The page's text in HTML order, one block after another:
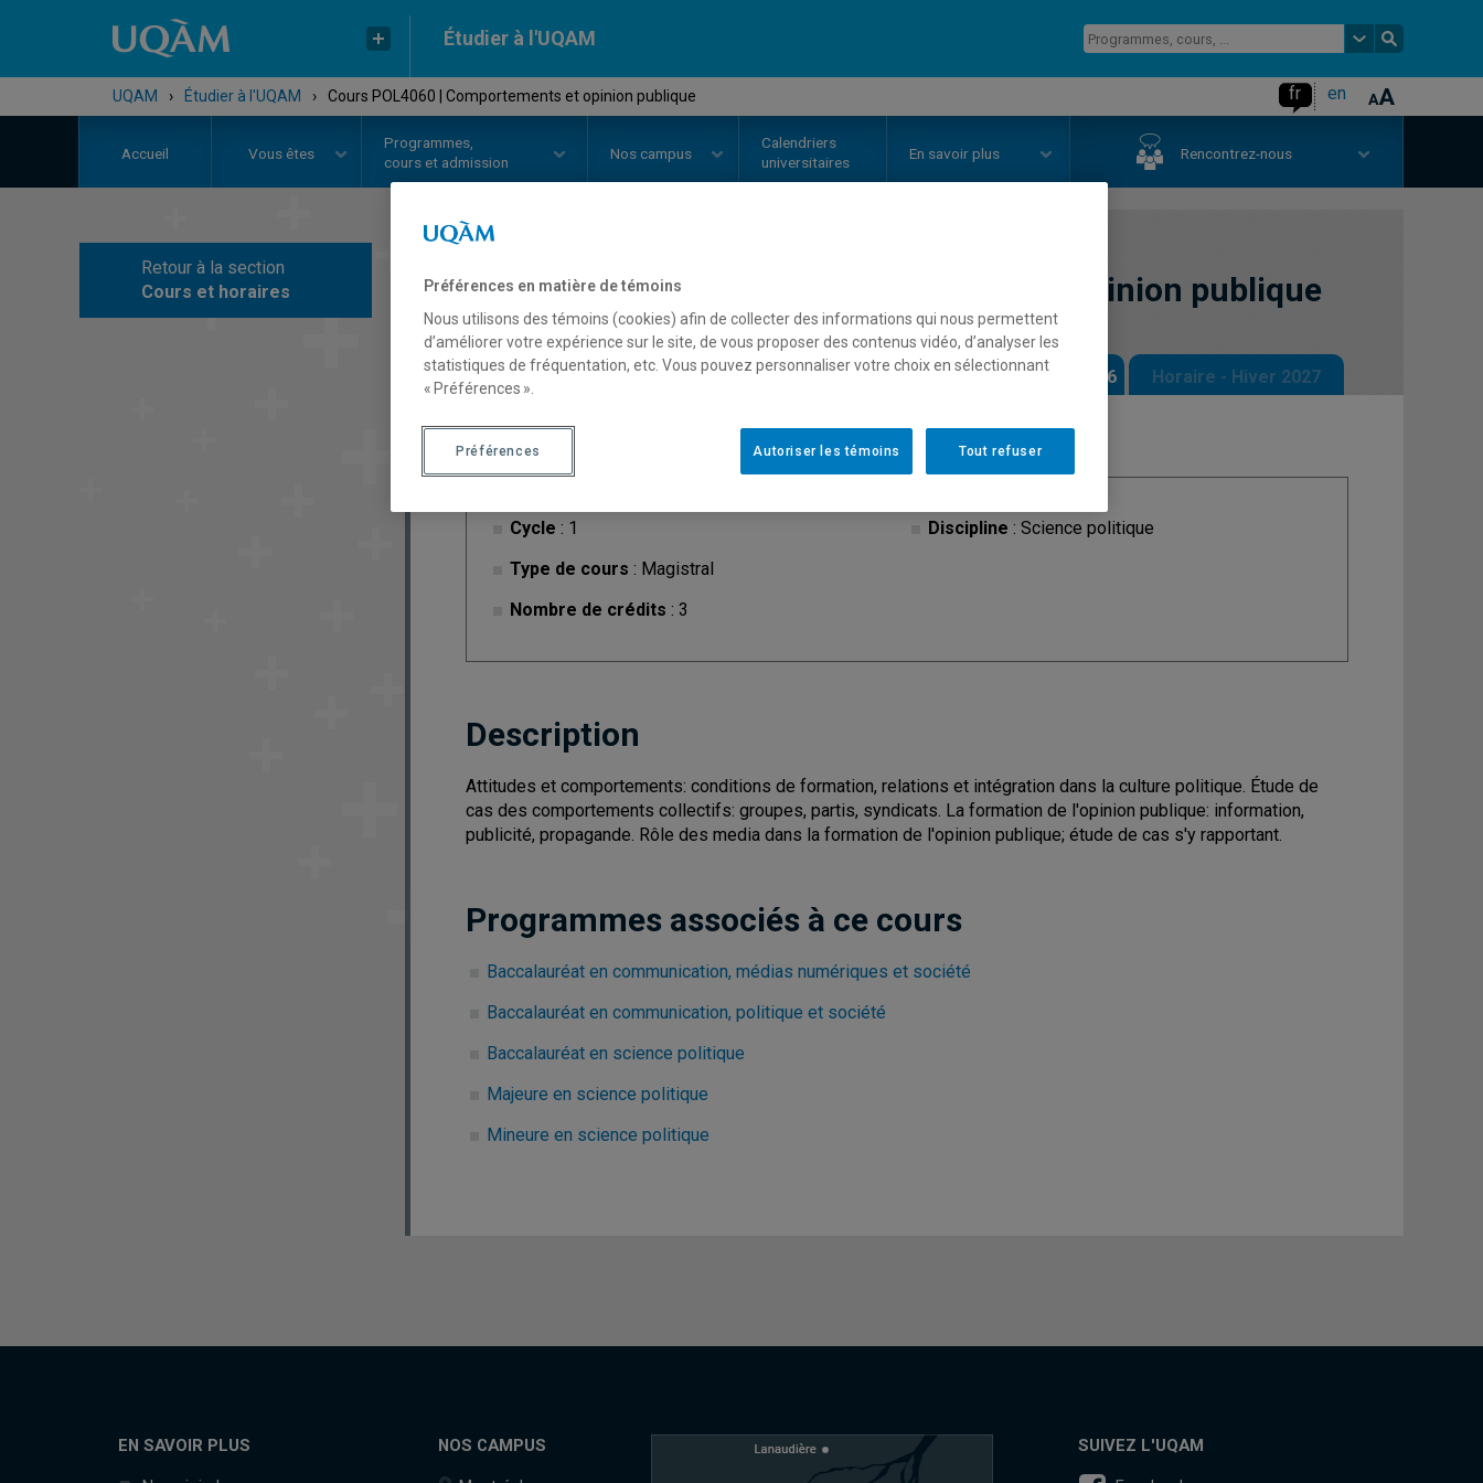
Étudier à l'UQAM
UQAM › Étudier à l'UQAM › Cours POL4060 | Comportements et opinion publique fr en
Accueil Vous êtes
Programmes,
cours et admission
Nos campus
Calendriers
universitaires
En savoir plus Rencontrez-nous
Retour à la section
Cours et horaires
COURS// POL4060 Comportements et opinion publique
Description Horaire - Été 2026 Horaire - Automne 2026 Horaire - Hiver 2027
Cycle : 1
Type de cours : Magistral
Nombre de crédits : 3
Discipline : Science politique
Description
Attitudes et comportements: conditions de formation, relations et intégration dans la culture politique. Étude de
cas des comportements collectifs: groupes, partis, syndicats. La formation de l'opinion publique: information,
publicité, propagande. Rôle des media dans la formation de l'opinion publique; étude de cas s'y rapportant.
Programmes associés à ce cours
Baccalauréat en communication, médias numériques et société
Baccalauréat en communication, politique et société
Baccalauréat en science politique
Majeure en science politique
Mineure en science politique
EN SAVOIR PLUS NOS CAMPUS SUIVEZ L'UQAM
Préférences en matière de témoins
Nous utilisons des témoins (cookies) afin de collecter des informations qui nous permettent
d’améliorer votre expérience sur le site, de vous proposer des contenus vidéo, d’analyser les
statistiques de fréquentation, etc. Vous pouvez personnaliser votre choix en sélectionnant
« Préférences ».
Tout refuser
Autoriser les témoins
Préférences